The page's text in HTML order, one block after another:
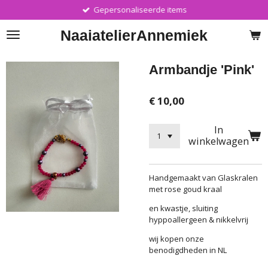
direct
naar
NaaiatelierAnnemiek
Gepersonaliseerde items
Armbandje 'Pink'
€ 10,00
In
winkelwagen
Handgemaakt van Glaskralen
met rose goud kraal
en kwastje, sluiting
hyppoallergeen & nikkelvrij
wij kopen onze
benodigdheden in NL